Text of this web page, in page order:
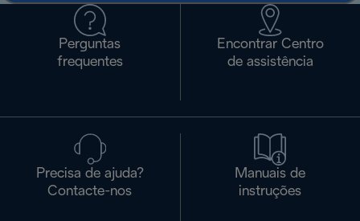
Perguntas
frequentes
Encontrar Centro
de assistência
Precisa de ajuda?
Contacte-nos
Manuais de
instruções